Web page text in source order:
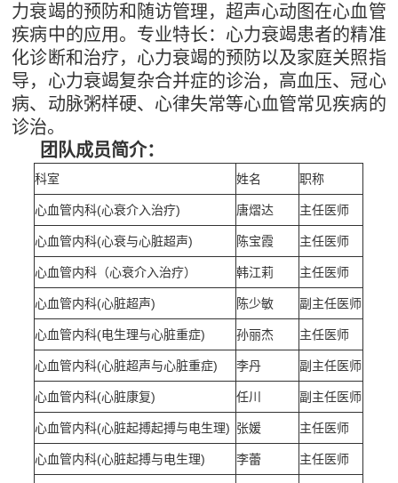
力衰竭的预防和随访管理，超声心动图在心血管
疾病中的应用。专业特长：心力衰竭患者的精准
化诊断和治疗，心力衰竭的预防以及家庭关照指
导，心力衰竭复杂合并症的诊治，高血压、冠心
病、动脉粥样硬、心律失常等心血管常见疾病的
诊治。
团队成员简介：
科室 姓名 职称
心血管内科(心衰介入治疗) 唐熠达 主任医师
心血管内科(心衰与心脏超声) 陈宝霞 主任医师
心血管内科（心衰介入治疗） 韩江莉 主任医师
心血管内科(心脏超声) 陈少敏 副主任医师
心血管内科(电生理与心脏重症) 孙丽杰 主任医师
心血管内科(心脏超声与心脏重症) 李丹 副主任医师
心血管内科(心脏康复) 任川 副主任医师
心血管内科(心脏起搏起搏与电生理) 张媛 主任医师
心血管内科(心脏起搏与电生理) 李蕾 主任医师